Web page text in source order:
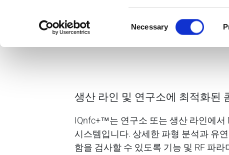
Necessary
IQnfc+ 브로슈어
생산 라인 및 연구소에 최적화된
IQnfc+™는 연구소 또는 생산 라인에서
시스템입니다. 상세한 파형 분석과 유
함을 검사할 수 있도록 기능 및 RF 파